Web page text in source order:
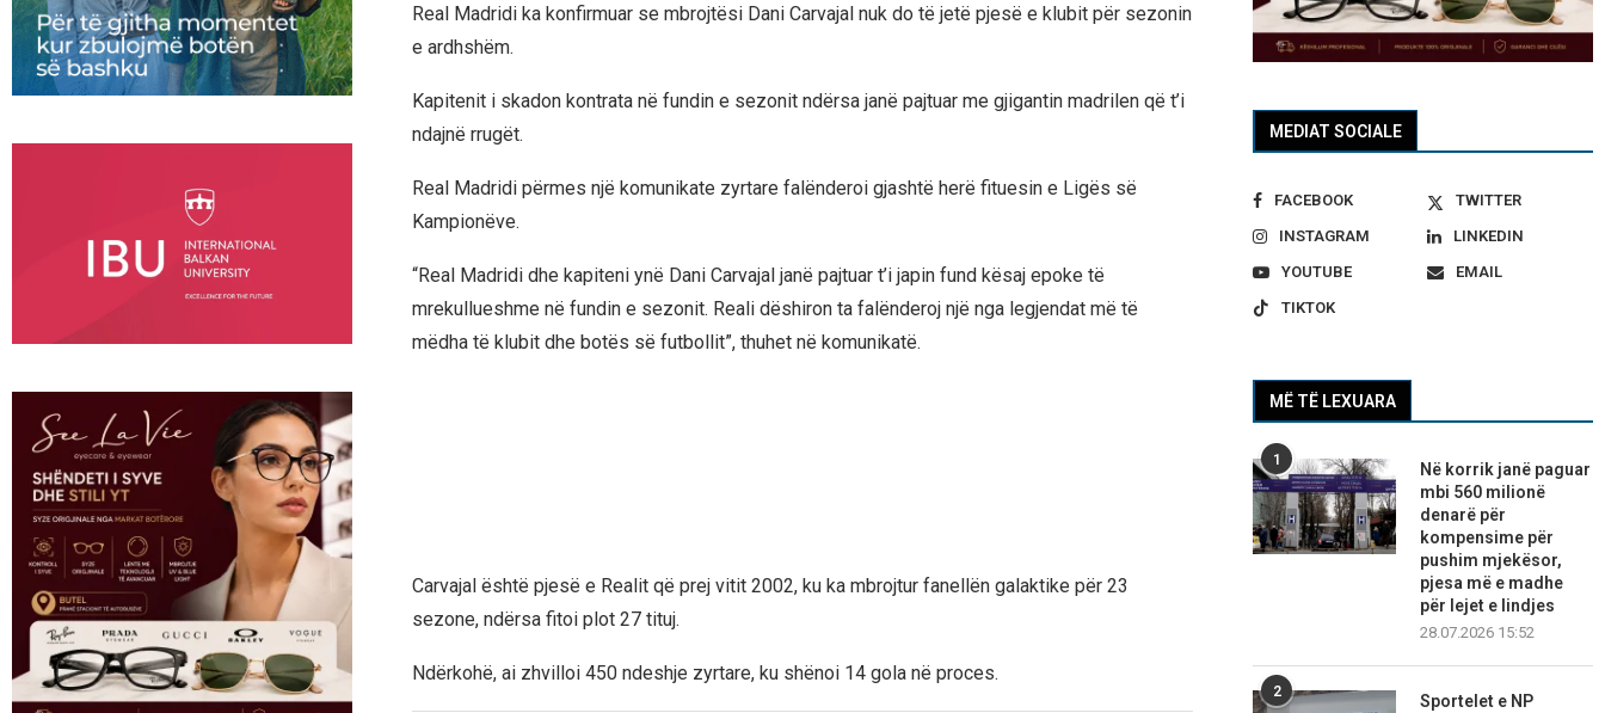
Real Madridi ka konfirmuar se mbrojtësi Dani Carvajal nuk do të jetë pjesë e klubit për sezonin
e ardhshëm.
Kapitenit i skadon kontrata në fundin e sezonit ndërsa janë pajtuar me gjigantin madrilen që t’i
ndajnë rrugët.
Real Madridi përmes një komunikate zyrtare falënderoi gjashtë herë fituesin e Ligës së
Kampionëve.
“Real Madridi dhe kapiteni ynë Dani Carvajal janë pajtuar t’i japin fund kësaj epoke të
mrekullueshme në fundin e sezonit. Reali dëshiron ta falënderoj një nga legjendat më të
mëdha të klubit dhe botës së futbollit”, thuhet në komunikatë.
Carvajal është pjesë e Realit që prej vitit 2002, ku ka mbrojtur fanellën galaktike për 23
sezone, ndërsa fitoi plot 27 tituj.
Ndërkohë, ai zhvilloi 450 ndeshje zyrtare, ku shënoi 14 gola në proces.
MEDIAT SOCIALE
FACEBOOK
TWITTER
INSTAGRAM
LINKEDIN
YOUTUBE
EMAIL
TIKTOK
MË TË LEXUARA
1
Në korrik janë paguar
mbi 560 milionë
denarë për
kompensime për
pushim mjekësor,
pjesa më e madhe
për lejet e lindjes
28.07.2026 15:52
2
Sportelet e NP